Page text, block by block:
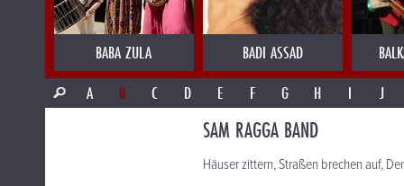
BABA ZULA BADI ASSAD
A
B C D E F G H I J
SAM RAGGA BAND
Häuser zittern, Straßen brechen auf,